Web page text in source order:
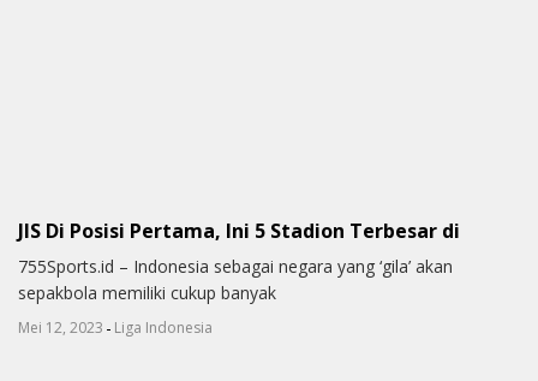
JIS Di Posisi Pertama, Ini 5 Stadion Terbesar di
755Sports.id – Indonesia sebagai negara yang ‘gila’ akan
sepakbola memiliki cukup banyak
Mei 12, 2023 - Liga Indonesia